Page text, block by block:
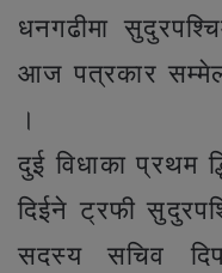
धनगढीमा
आज पत्रकार
।
दुई विधाका प्रथम
दिईने ट्रफी
सदस्य सचिव